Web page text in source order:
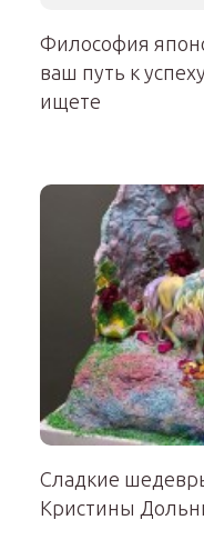
Философия
ваш путь к
ищете
Сладкие
Кристины